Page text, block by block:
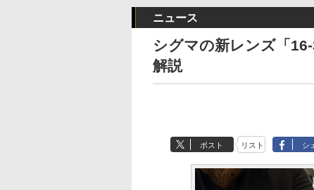
ニュース
シグマの新レンズ「
解説
ポスト リスト シ